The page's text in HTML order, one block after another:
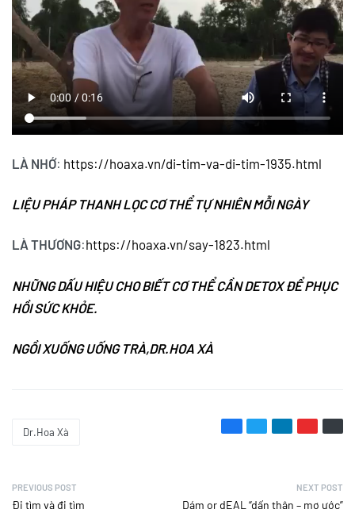
LÀ NHỚ: https://hoaxa.vn/di-tim-va-di-tim-1935.html
LIỆU PHÁP THANH LỌC CƠ THỂ TỰ NHIÊN MỖI NGÀY
LÀ THƯƠNG:https://hoaxa.vn/say-1823.html
NHỮNG DẤU HIỆU CHO BIẾT CƠ THỂ CẦN DETOX ĐỂ PHỤC
HỒI SỨC KHỎE.
NGỒI XUỐNG UỐNG TRÀ,DR.HOA XÀ
Dr.Hoa Xà
PREVIOUS POST
Đi tìm và đi tìm
NEXT POST
Dám or dEAL “dấn thân – mơ ước”